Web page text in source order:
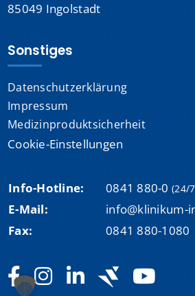
85049 Ingolstadt
Sonstiges
Datenschutzerklärung
Impressum
Medizinproduktsicherheit
Cookie-Einstellungen
Info-Hotline: 0841 880-0 (24/
E-Mail:
info@klinikum-
Fax:
0841 880-1080